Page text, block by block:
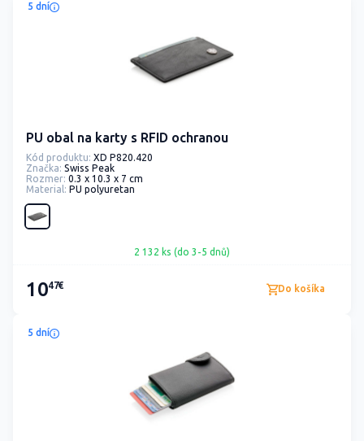
5 dní
PU obal na karty s RFID ochranou
Kód produktu: XD P820.420
Značka: Swiss Peak
Rozmer: 0.3 x 10.3 x 7 cm
Material: PU polyuretan
2 132 ks (do 3-5 dnů)
1047€ Do košíka
5 dní